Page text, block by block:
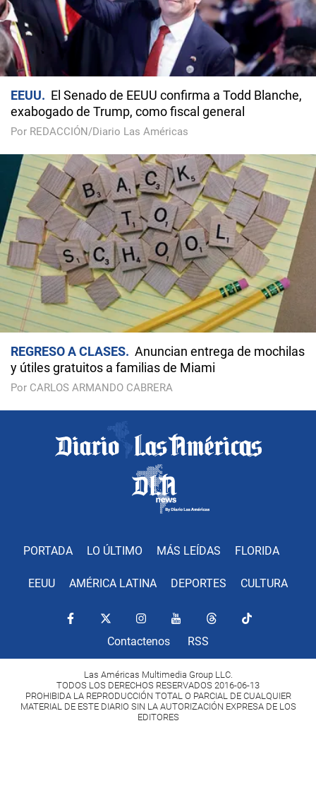
EEUU
El Senado de EEUU confirma a Todd Blanche,
exabogado de Trump, como fiscal general
Por REDACCIÓN/Diario Las Américas
REGRESO A CLASES
Anuncian entrega de mochilas
y útiles gratuitos a familias de Miami
Por CARLOS ARMANDO CABRERA
PORTADA LO ÚLTIMO MÁS LEÍDAS FLORIDA
EEUU AMÉRICA LATINA DEPORTES CULTURA
Contactenos RSS
Las Américas Multimedia Group LLC.
TODOS LOS DERECHOS RESERVADOS 2016-06-13
PROHIBIDA LA REPRODUCCIÓN TOTAL O PARCIAL DE CUALQUIER
MATERIAL DE ESTE DIARIO SIN LA AUTORIZACIÓN EXPRESA DE LOS
EDITORES